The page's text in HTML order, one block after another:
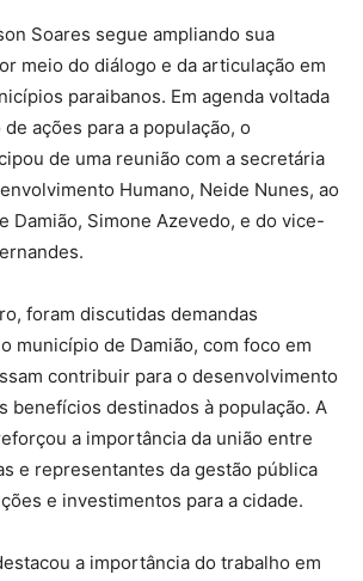
Soares segue ampliando sua
meio do diálogo e da articulação em
paraibanos. Em agenda voltada
ações para a população, o
de uma reunião com a secretária
Humano, Neide Nunes, ao
Damião, Simone Azevedo, e do vice-
foram discutidas demandas
município de Damião, com foco em
contribuir para o desenvolvimento
benefícios destinados à população. A
a importância da união entre
e representantes da gestão pública
e investimentos para a cidade.
a importância do trabalho em